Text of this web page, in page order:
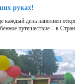
руках!
каждый день наполнен
путешествие – в